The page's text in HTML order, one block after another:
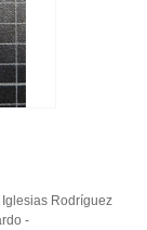
Rodríguez
-